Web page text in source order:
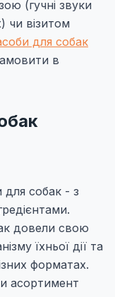
(гучні звуки
чи візитом
для собак
в
для собак - з
довели свою
їхньої дії та
форматах.
асортимент